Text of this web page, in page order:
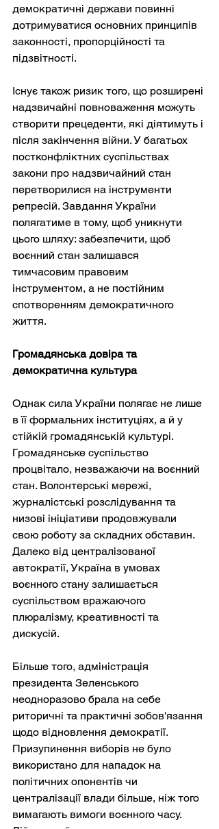
демократичні держави повинні
дотримуватися основних принципів
законності, пропорційності та
підзвітності.
Існує також ризик того, що розширені
надзвичайні повноваження можуть
створити прецеденти, які діятимуть і
після закінчення війни. У багатьох
постконфліктних суспільствах
закони про надзвичайний стан
перетворилися на інструменти
репресій. Завдання України
полягатиме в тому, щоб уникнути
цього шляху: забезпечити, щоб
воєнний стан залишався
тимчасовим правовим
інструментом, а не постійним
спотворенням демократичного
життя.
Громадянська довіра та
демократична культура
Однак сила України полягає не лише
в її формальних інституціях, а й у
стійкій громадянській культурі.
Громадянське суспільство
процвітало, незважаючи на воєнний
стан. Волонтерські мережі,
журналістські розслідування та
низові ініціативи продовжували
свою роботу за складних обставин.
Далеко від централізованої
автократії, Україна в умовах
воєнного стану залишається
суспільством вражаючого
плюралізму, креативності та
дискусій.
Більше того, адміністрація
президента Зеленського
неодноразово брала на себе
риторичні та практичні зобов'язання
щодо відновлення демократії.
Призупинення виборів не було
використано для нападок на
політичних опонентів чи
централізації влади більше, ніж того
вимагають вимоги воєнного часу.